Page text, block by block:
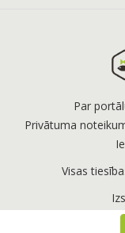
Par
Privātuma
Visas